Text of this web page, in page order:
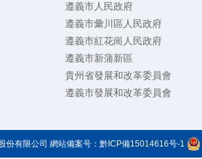
遵義市人民政府
遵義市彙川區人民政府
遵義市紅花崗人民政府
遵義市新蒲新區
貴州省發展和改革委員會
遵義市發展和改革委員會
份有限公司 網站備案号： 黔ICP備15014616号-1